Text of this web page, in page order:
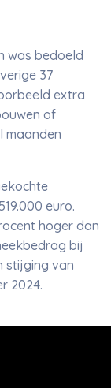
was bedoeld
37
extra
of
maanden
euro.
hoger dan
bij
stijging van
2024.